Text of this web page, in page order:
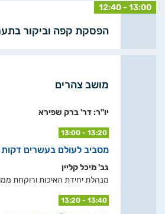
12:40 - 13:00
הפסקת קפה וביקור
מושב צהרים
יו"ר: דר' ברק שפירא
13:00 - 13:20
מסביב לעולם בעשרים
גב' מיכל קליין
מנהלת יחידת האיכות ורוקחת
13:20 - 13:40